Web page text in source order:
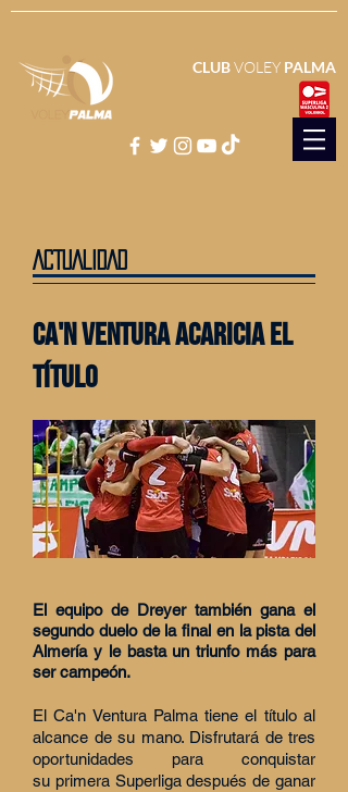
CLUBVOLEY PALMA
ACTUALIDAD
ca'n ventura acaricia el
título
El equipo de Dreyer también gana el
segundo duelo de la final en la pista del
Almería y le basta un triunfo más para
ser campeón.
El Ca'n Ventura Palma tiene el título al
alcance de su mano. Disfrutará de tres
oportunidades para conquistar
su primera Superliga después de ganar